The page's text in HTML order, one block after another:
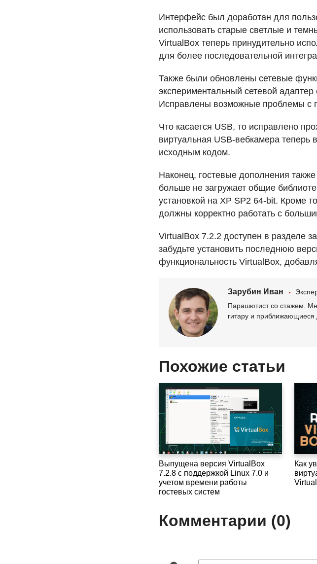
Интерфейс был доработан для
использовать старые светлые и
VirtualBox теперь принудительно
для более последовательной
Также были обновлены сетевые
экспериментальный сетевой
Исправлены возможные проблемы с
Что касается USB, то исправлено
виртуальная USB-вебкамера теперь
исходным кодом.
Наконец, гостевые дополнения
больше не загружает общие
установкой на XP SP2 64-bit. Кроме
должны корректно работать с
VirtualBox 7.2.2 доступен в разделе
забудьте установить последнюю
функциональность VirtualBox,
Зарубин Иван
Парашютист со стажем.
гитару и
Похожие статьи
Выпущена версия VirtualBox
7.2.8 с поддержкой Linux 7.0 и
учетом времени работы
гостевых систем
Как
Комментарии (0)